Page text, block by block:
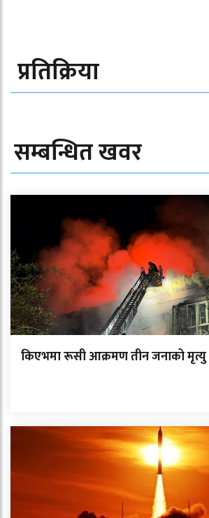
प्रतिक्रिया
सम्बन्धित खवर
किएभमा रूसी आक्रमण तीन जनाको मृत्यु